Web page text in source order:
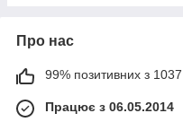
Про нас
99% позитивних з 1037
Працює з 06.05.2014